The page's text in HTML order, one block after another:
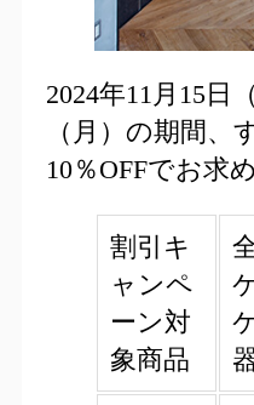
2024年11月15日
（月）の期間、
10％OFFでお求
割引キ
ャンペ
ーン対
象商品